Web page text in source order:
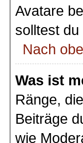
Avatare
solltest
Nach
Was ist
Ränge,
Beiträge
wie